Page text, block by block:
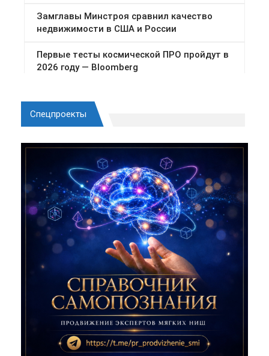
Спецпроекты